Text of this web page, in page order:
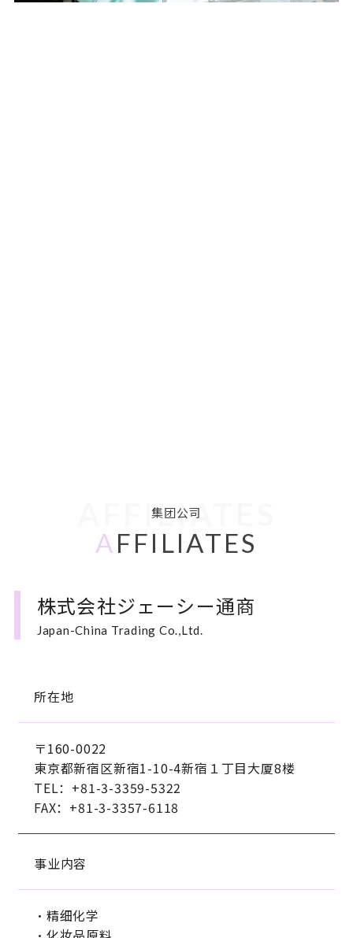
集团公司
AFFILIATES
AFFILIATES
株式会社ジェーシー通商
Japan-China Trading Co.,Ltd.
所在地
〒160-0022
東京都新宿区新宿1-10-4新宿１丁目大厦8楼
TEL：+81-3-3359-5322
FAX：+81-3-3357-6118
事业内容
・精细化学